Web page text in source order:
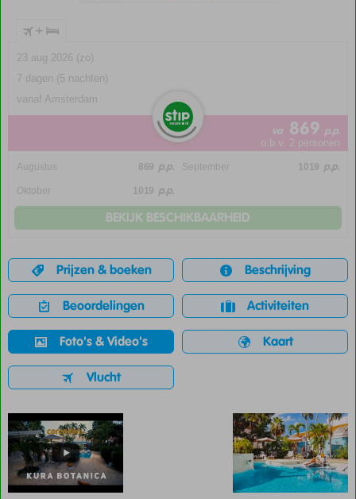
+
23 aug 2026 (zo)
7 dagen (5 nachten)
vanaf Amsterdam
va 869 p.p.
o.b.v. 2 personen
Augustus 869 p.p. September 1019 p.p.
Oktober 1019 p.p.
BEKIJK BESCHIKBAARHEID
Prijzen & boeken Beschrijving
Beoordelingen Activiteiten
Foto's & Video's Kaart
Vlucht